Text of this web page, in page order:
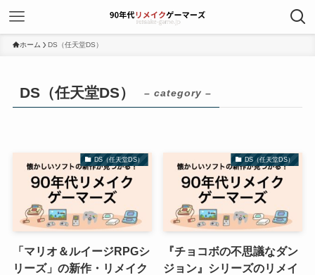
ホーム DS（任天堂DS）
DS（任天堂DS） – category –
DS（任天堂DS）
「マリオ＆ルイージRPGシ
リーズ」の新作・リメイク
DS（任天堂DS）
『チョコボの不思議なダン
ジョン』シリーズのリメイ